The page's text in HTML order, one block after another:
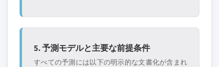
5. 予測モデルと主要な前提条件
すべての予測には以下の明示的な文書化が含まれ